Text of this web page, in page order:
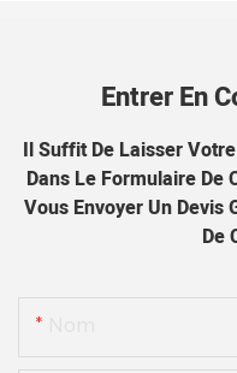
Entrer En
Il Suffit De Laisser
Dans Le Formulaire De
Vous Envoyer Un Devis
De